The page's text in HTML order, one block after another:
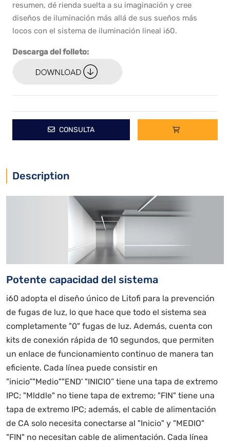
resumen, dé rienda suelta a su imaginación y cree
diseños de iluminación más allá de sus sueños más
locos con el sistema de iluminación lineal i60.
Descarga del folleto:
CONSULTA
Description
Potente capacidad del sistema
i60 adopta el diseño único de Litofi para la prevención
de fugas de luz, lo que hace que todo el sistema sea
completamente "0" fugas de luz. Además, cuenta con
kits de conexión rápida de 10 segundos, que permiten
un enlace de funcionamiento continuo de manera tan
eficiente. Cada línea puede consistir en
"inicio”"Medio""END' "INICIO” tiene una tapa de extremo
IPC; "Mlddle" no tiene tapa de extremo; "FIN" tiene una
tapa de extremo IPC; además, el cable de alimentación
de CA solo necesita conectarse al "Inicio" y "MEDIO"
"FIN" no necesitan cable de alimentación. Cada línea